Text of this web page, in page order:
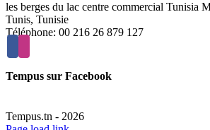
les berges du lac centre commercial Tunisia
Tunis, Tunisie
Téléphone: 00 216 26 879 127
Tempus sur Facebook
Tempus.tn - 2026